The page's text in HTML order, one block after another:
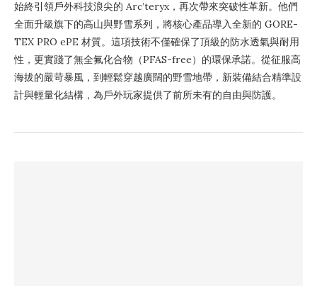
始終引領戶外科技浪尖的 Arc’teryx，再次帶來突破性革新。他們
全面升級旗下的高山與野雪系列，將核心產品導入全新的 GORE-
TEX PRO ePE 材質。這項技術不僅確保了頂級的防水透氣與耐用
性，更實踐了無全氟化合物（PFAS-free）的環保承諾。從征服高
海拔的嚴苛暴風，到輕鬆穿越廣闊的野雪地帶，新裝備結合精準設
計與輕量化結構，為戶外玩家提供了前所未有的自由與防護。